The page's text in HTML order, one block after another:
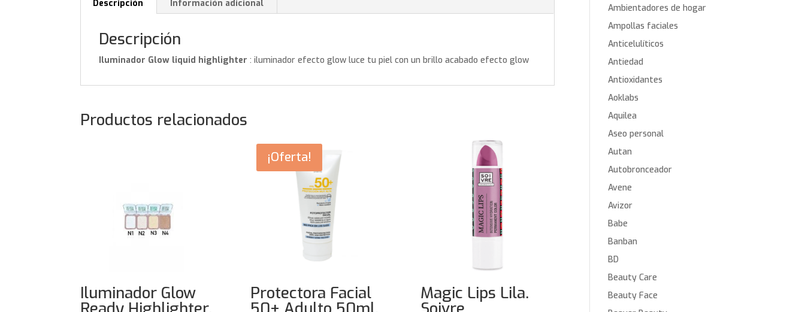
Descripción Información adicional
Descripción
Iluminador Glow liquid highlighter : iluminador efecto glow luce tu piel con un brillo acabado efecto glow
Productos relacionados
Iluminador Glow
¡Oferta!
Protectora Facial Magic Lips Lila.
Ambientadores de hogar
Ampollas faciales
Anticelulíticos
Antiedad
Antioxidantes
Aoklabs
Aquilea
Aseo personal
Autan
Autobronceador
Avene
Avizor
Babe
Banban
BD
Beauty Care
Beauty Face